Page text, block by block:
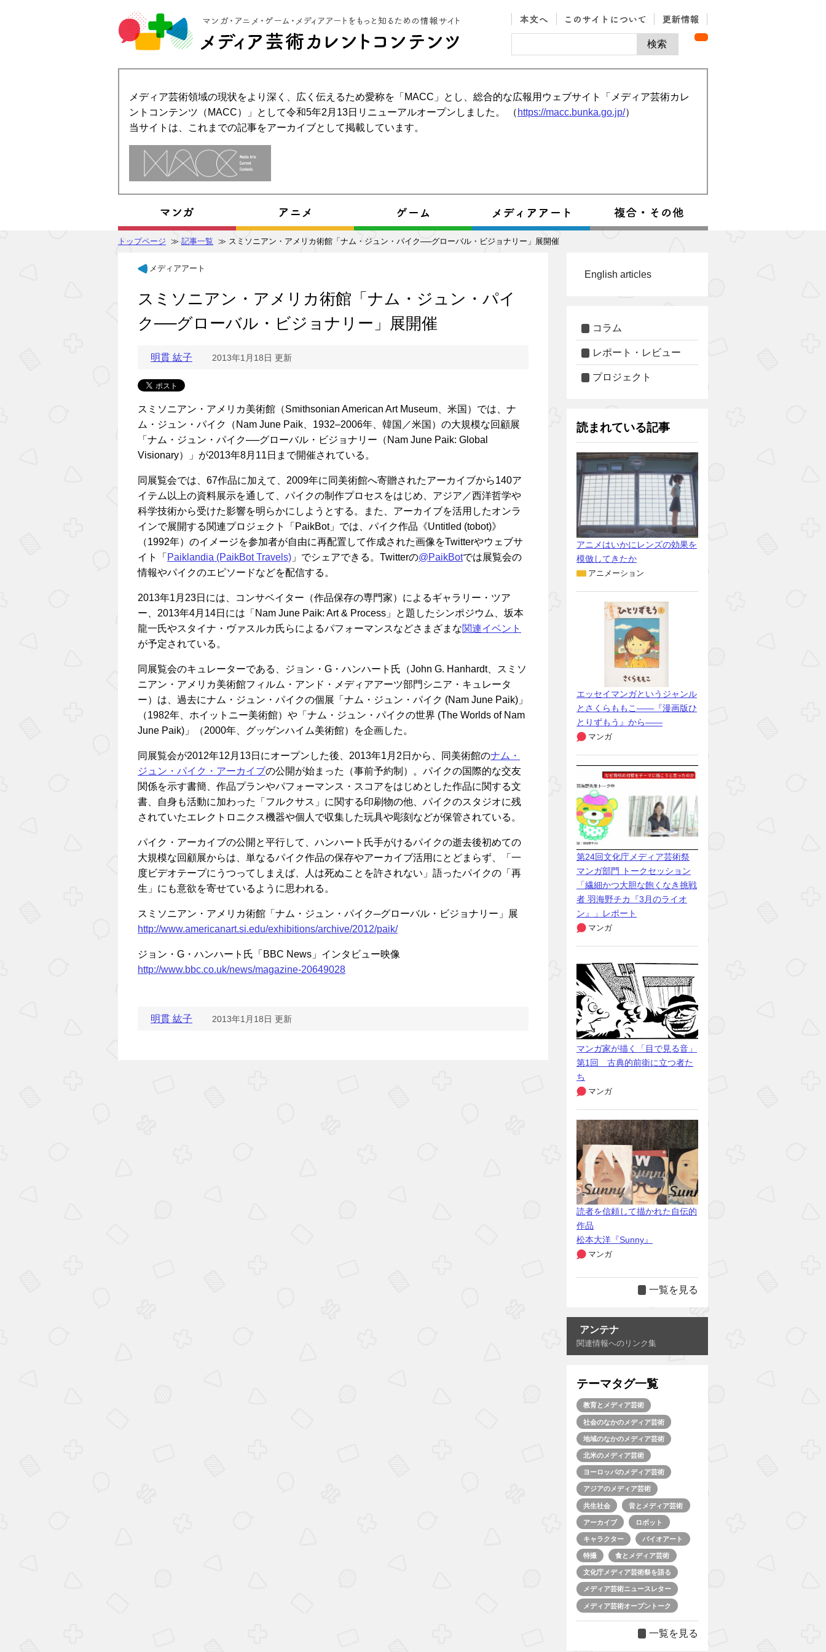
メディア芸術領域の現状をより深く、広く伝えるため愛称を「MACC」とし、総合的な広報用ウェブサイト「メディア芸術カレ
ントコンテンツ（MACC）」として令和5年2月13日リニューアルオープンしました。 （ https://macc.bunka.go.jp/）
当サイトは、これまでの記事をアーカイブとして掲載しています。
トップページ ≫ 記事一覧 ≫ スミソニアン・アメリカ術館「ナム・ジュン・パイク──グローバル・ビジョナリー」展開催
メディアアート
スミソニアン・アメリカ術館「ナム・ジュン・パイ
ク──グローバル・ビジョナリー」展開催
明貫 紘子 2013年1月18日 更新
スミソニアン・アメリカ美術館（Smithsonian American Art Museum、米国）では、ナ
ム・ジュン・パイク（Nam June Paik、1932–2006年、韓国／米国）の大規模な回顧展
「ナム・ジュン・パイク──グローバル・ビジョナリー（Nam June Paik: Global
Visionary）」が2013年8月11日まで開催されている。
同展覧会では、67作品に加えて、2009年に同美術館へ寄贈されたアーカイブから140ア
イテム以上の資料展示を通して、パイクの制作プロセスをはじめ、アジア／西洋哲学や
科学技術から受けた影響を明らかにしようとする。また、アーカイブを活用したオンラ
インで展開する関連プロジェクト「PaikBot」では、パイク作品《Untitled (tobot)》
（1992年）のイメージを参加者が自由に再配置して作成された画像をTwitterやウェブサ
イト「 Paiklandia (PaikBot Travels) 」でシェアできる。Twitterの@PaikBotでは展覧会の
情報やパイクのエピソードなどを配信する。
2013年1月23日には、コンサベイター（作品保存の専門家）によるギャラリー・ツア
ー、2013年4月14日には「Nam June Paik: Art & Process」と題したシンポジウム、坂本
龍一氏やスタイナ・ヴァスルカ氏らによるパフォーマンスなどさまざまな関連イベント
が予定されている。
同展覧会のキュレーターである、ジョン・G・ハンハート氏（John G. Hanhardt、スミソ
ニアン・アメリカ美術館フィルム・アンド・メディアアーツ部門シニア・キュレータ
ー）は、過去にナム・ジュン・パイクの個展「ナム・ジュン・パイク (Nam June Paik)」
（1982年、ホイットニー美術館）や「ナム・ジュン・パイクの世界 (The Worlds of Nam
June Paik)」（2000年、グッゲンハイム美術館）を企画した。
同展覧会が2012年12月13日にオープンした後、2013年1月2日から、同美術館のナム・
ジュン・パイク・アーカイブの公開が始まった（事前予約制）。パイクの国際的な交友
関係を示す書簡、作品プランやパフォーマンス・スコアをはじめとした作品に関する文
書、自身も活動に加わった「フルクサス」に関する印刷物の他、パイクのスタジオに残
されていたエレクトロニクス機器や個人で収集した玩具や彫刻などが保管されている。
パイク・アーカイブの公開と平行して、ハンハート氏手がけるパイクの逝去後初めての
大規模な回顧展からは、単なるパイク作品の保存やアーカイブ活用にとどまらず、「一
度ビデオテープにうつってしまえば、人は死ぬことを許されない」語ったパイクの「再
生」にも意欲を寄せているように思われる。
スミソニアン・アメリカ術館「ナム・ジュン・パイク─グローバル・ビジョナリー」展
http://www.americanart.si.edu/exhibitions/archive/2012/paik/
ジョン・G・ハンハート氏「BBC News」インタビュー映像
http://www.bbc.co.uk/news/magazine-20649028
明貫 紘子 2013年1月18日 更新
English articles
コラム
レポート・レビュー
プロジェクト
読まれている記事
アニメはいかにレンズの効果を
模倣してきたか
アニメーション
エッセイマンガというジャンル
とさくらももこ――『漫画版ひ
とりずもう』から――
マンガ
第24回文化庁メディア芸術祭
マンガ部門 トークセッション
「繊細かつ大胆な飽くなき挑戦
者 羽海野チカ『3月のライオ
ン』」レポート
マンガ
マンガ家が描く「目で見る音」
第1回 古典的前衛に立つ者た
ち
マンガ
読者を信頼して描かれた自伝的
作品
松本大洋『Sunny』
マンガ
一覧を見る
アンテナ
関連情報へのリンク集
テーマタグ一覧
教育とメディア芸術
社会のなかのメディア芸術
地域のなかのメディア芸術
北米のメディア芸術
ヨーロッパのメディア芸術
アジアのメディア芸術
共生社会 音とメディア芸術
アーカイブ ロボット
キャラクター バイオアート
特撮 食とメディア芸術
文化庁メディア芸術祭を語る
メディア芸術ニュースレター
メディア芸術オープントーク
一覧を見る